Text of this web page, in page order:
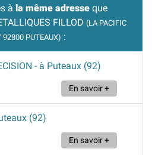
à la même adresse que
FILLOD (LA PACIFIC
92800 PUTEAUX) :
- à Puteaux (92)
En savoir +
(92)
En savoir +